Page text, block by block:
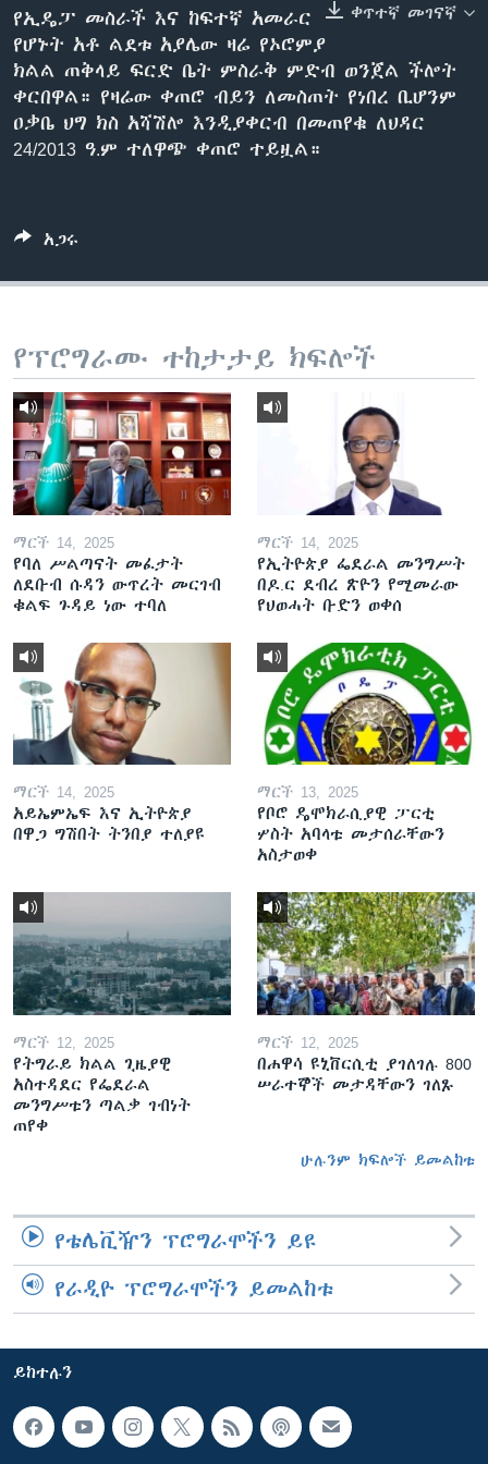
ቋንቋዎች
ቀጥተኛ መገናኛ
የኢዴፓ መስራች እና ከፍተኛ አመራር
የሆኑት አቶ ልደቱ አያሌው ዛሬ የኦሮምያ
ክልል ጠቅላይ ፍርድ ቤት ምስራቅ ምድብ ወንጀል ችሎት
ቀርበዋል። የዛሬው ቀጠሮ ብይን ለመስጠት የነበረ ቢሆንም
ዐቃቤ ህግ ክስ አሻሽሎ እንዲያቀርብ በመጠየቁ ለህዳር
24/2013 ዓ.ም ተለዋጭ ቀጠሮ ተይዟል።
አጋሩ
የፕሮግራሙ ተከታታይ ክፍሎች
ማርች 14, 2025
የባለ ሥልጣናት መፈታት
ለደቡብ ሱዳን ውጥረት መርገብ
ቁልፍ ጉዳይ ነው ተባለ
ማርች 14, 2025
የኢትዮጵያ ፌደራል መንግሥት
በዶ.ር ደብረ ጽዮን የሚመራው
የህወሓት ቡድን ወቀሰ
ማርች 14, 2025
አይኤምኤፍ እና ኢትዮጵያ
በዋጋ ግሽበት ትንበያ ተለያዩ
ማርች 13, 2025
የቦሮ ዴሞክራሲያዊ ፓርቲ
ሦስት አባላቱ መታሰራቸውን
አስታወቀ
ማርች 12, 2025
የትግራይ ክልል ጊዜያዊ
አስተዳደር የፌደራል
መንግሥቱን ጣልቃ ገብነት
ጠየቀ
ማርች 12, 2025
በሐዋሳ ዩኒቨርሲቲ ያገለገሉ 800
ሠራተኞች መታዳቸውን ገለጹ
ሁሉንም ክፍሎች ይመልከቱ
የቴሌቪዥን ፕሮግራሞችን ይዩ
የራዲዮ ፕሮግራሞችን ይመልከቱ
ይከተሉን